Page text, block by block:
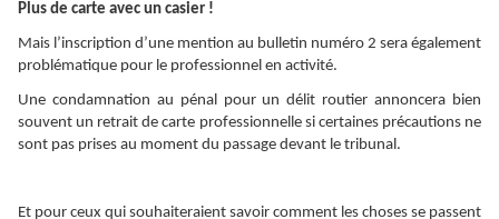
Plus de carte avec un casier !
Mais l’inscription d’une mention au bulletin numéro 2 sera également
problématique pour le professionnel en activité.
Une condamnation au pénal pour un délit routier annoncera bien
souvent un retrait de carte professionnelle si certaines précautions ne
sont pas prises au moment du passage devant le tribunal.
Et pour ceux qui souhaiteraient savoir comment les choses se passent